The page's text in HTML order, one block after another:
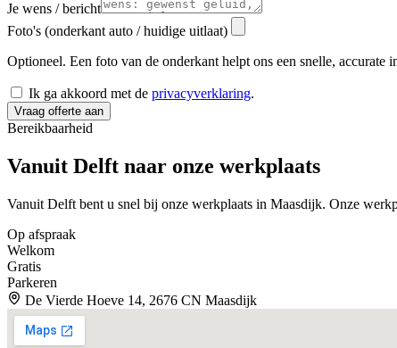
Je wens / bericht
Foto's (onderkant auto / huidige uitlaat)
Optioneel. Een foto van de onderkant helpt ons een snelle, accurate
Ik ga akkoord met de privacyverklaring.
Vraag offerte aan
Bereikbaarheid
Vanuit Delft naar onze werkplaats
Vanuit Delft bent u snel bij onze werkplaats in Maasdijk. Onze
Op afspraak
Welkom
Gratis
Parkeren
De Vierde Hoeve 14, 2676 CN Maasdijk